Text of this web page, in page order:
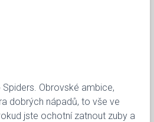
Obrovské ambice,
dobrých nápadů, to vše ve
jste ochotní zatnout zuby a